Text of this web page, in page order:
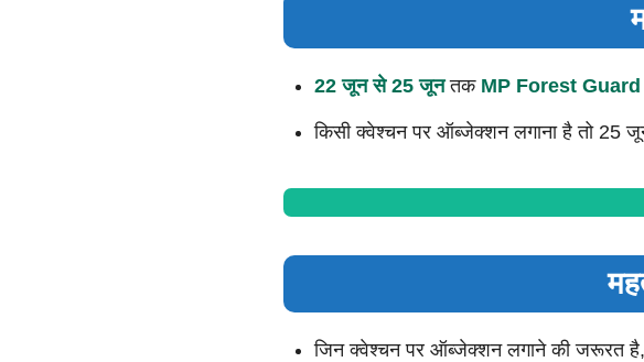
22 जून से 25 जूनतक MP Forest
किसी क्वेश्चन पर ऑब्जेक्शन लगाना है तो 25
जिन क्वेश्चन पर ऑब्जेक्शन लगाने की जरूरत